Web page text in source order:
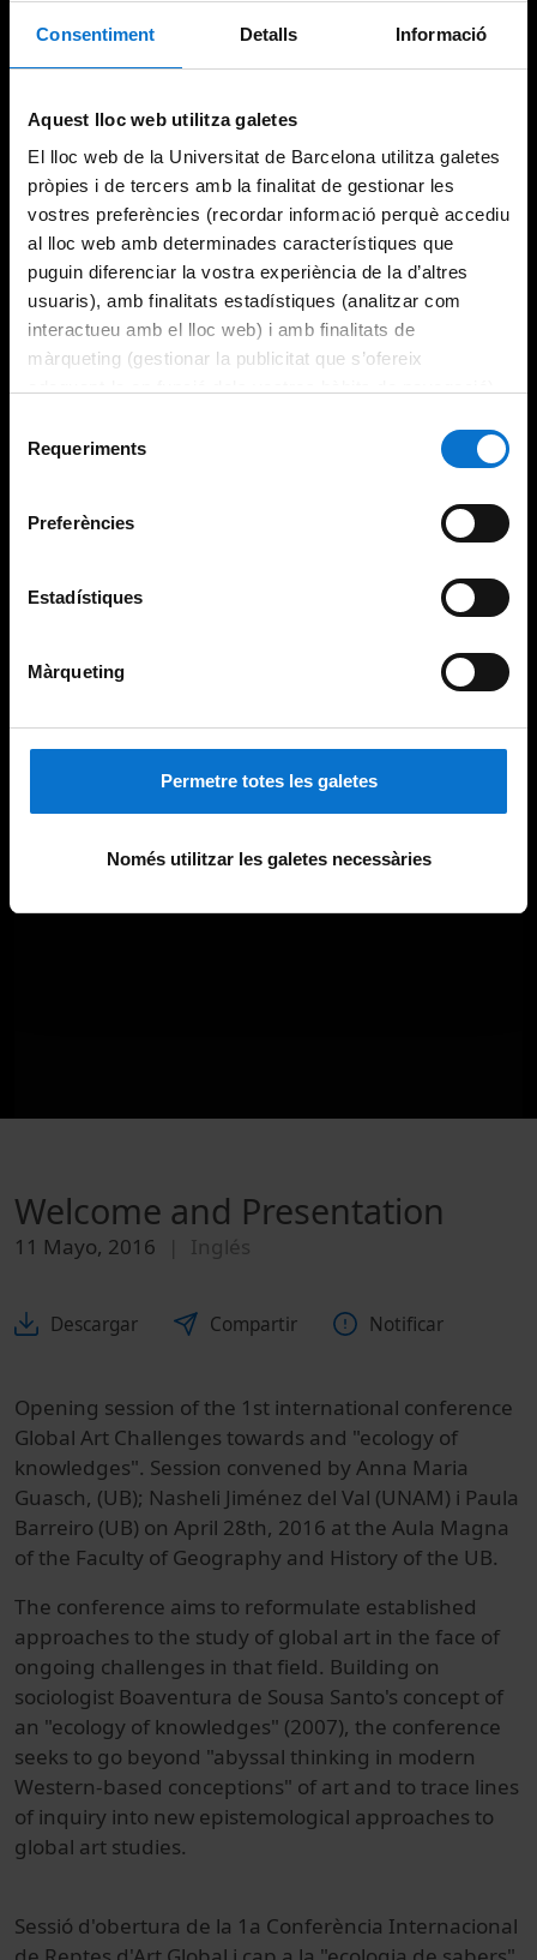
Consentiment Detalls Informació
Aquest lloc web utilitza galetes
El lloc web de la Universitat de Barcelona utilitza galetes
pròpies i de tercers amb la finalitat de gestionar les
vostres preferències (recordar informació perquè accediu
al lloc web amb determinades característiques que
puguin diferenciar la vostra experiència de la d’altres
usuaris), amb finalitats estadístiques (analitzar com
interactueu amb el lloc web) i amb finalitats de
màrqueting (gestionar la publicitat que s’ofereix
consultar laPolítica de galetes del lloc web de la
Requeriments
Preferències
Estadístiques
Màrqueting
Permetre totes les galetes
Només utilitzar les galetes necessàries
Welcome and Presentation
11 Mayo, 2016 Inglés
Descargar Compartir Notificar
Opening session of the 1st international conference
Global Art Challenges towards and "ecology of
knowledges". Session convened by Anna Maria
Guasch, (UB); Nasheli Jiménez del Val (UNAM) i Paula
Barreiro (UB) on April 28th, 2016 at the Aula Magna
of the Faculty of Geography and History of the UB.
The conference aims to reformulate established
approaches to the study of global art in the face of
ongoing challenges in that field. Building on
sociologist Boaventura de Sousa Santo's concept of
an "ecology of knowledges" (2007), the conference
seeks to go beyond "abyssal thinking in modern
Western-based conceptions" of art and to trace lines
of inquiry into new epistemological approaches to
global art studies.
Sessió d'obertura de la 1a Conferència Internacional